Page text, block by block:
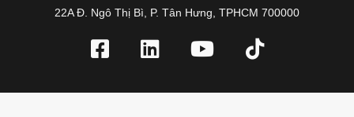
22A Đ. Ngô Thị Bì, P. Tân Hưng, TPHCM 700000